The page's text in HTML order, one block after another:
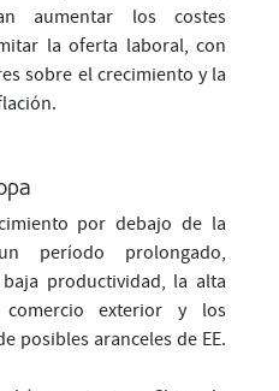
aumentar los costes
la oferta laboral, con
sobre el crecimiento y la
por debajo de la
período prolongado,
productividad, la alta
comercio exterior y los
posibles aranceles de EE.